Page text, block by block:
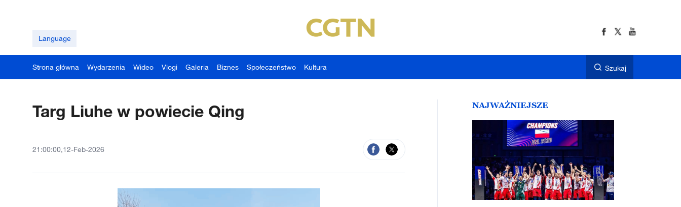
Language
Strona główna Wydarzenia Wideo Vlogi Galeria Biznes Społeczeństwo Kultura Szukaj
Targ Liuhe w powiecie Qing
21:00:00,12-Feb-2026
NAJWAŻNIEJSZE